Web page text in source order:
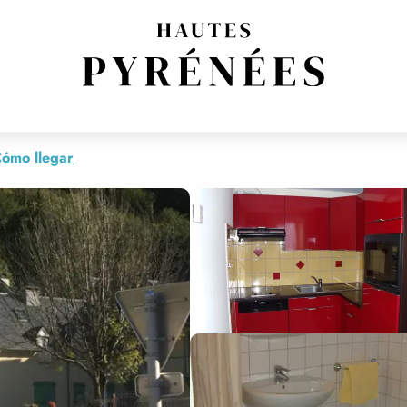
"L'OMBREE"
llegar